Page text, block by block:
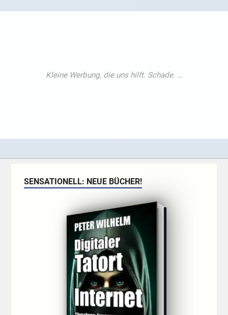
SENSATIONELL: NEUE BÜCHER!